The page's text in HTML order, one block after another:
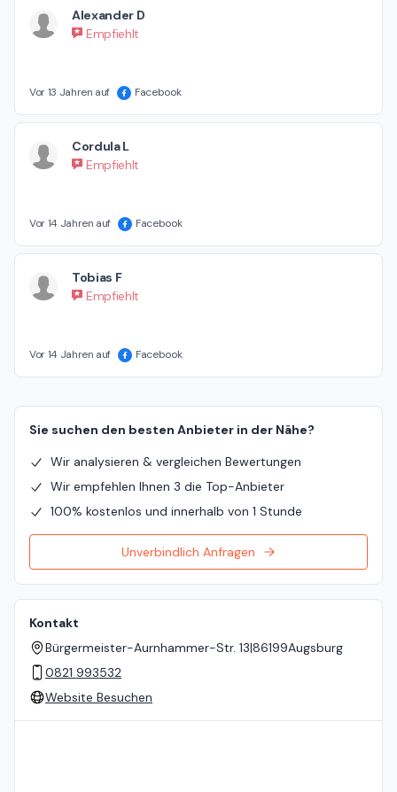
Alexander D
Empfiehlt
Vor 13 Jahren auf Facebook
Cordula L
Empfiehlt
Vor 14 Jahren auf Facebook
Tobias F
Empfiehlt
Vor 14 Jahren auf Facebook
Sie suchen den besten Anbieter in der Nähe?
Wir analysieren & vergleichen Bewertungen
Wir empfehlen Ihnen 3 die Top-Anbieter
100% kostenlos und innerhalb von 1 Stunde
Unverbindlich Anfragen
Kontakt
Bürgermeister-Aurnhammer-Str. 13|86199Augsburg
0821 993532
Website Besuchen